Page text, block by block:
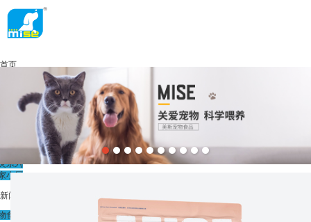
首页
关于美斯
系列
系列
小厨
新闻动态
食品展会